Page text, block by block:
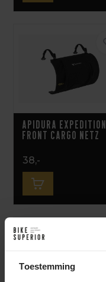
Toestemming
Apidura Expedition
Front Cargo Netz
38,-